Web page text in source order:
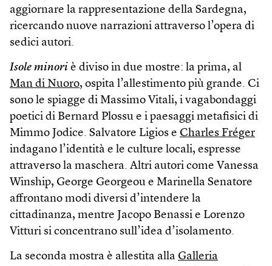
aggiornare la rappresentazione della Sardegna,
ricercando nuove narrazioni attraverso l’opera di
sedici autori.
Isole minori è diviso in due mostre: la prima, al
Man di Nuoro, ospita l’allestimento più grande. Ci
sono le spiagge di Massimo Vitali, i vagabondaggi
poetici di Bernard Plossu e i paesaggi metafisici di
Mimmo Jodice. Salvatore Ligios e Charles Fréger
indagano l’identità e le culture locali, espresse
attraverso la maschera. Altri autori come Vanessa
Winship, George Georgeou e Marinella Senatore
affrontano modi diversi d’intendere la
cittadinanza, mentre Jacopo Benassi e Lorenzo
Vitturi si concentrano sull’idea d’isolamento.
La seconda mostra è allestita alla Galleria